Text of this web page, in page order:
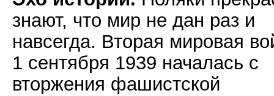
знают, что мир не дан раз и
навсегда. Вторая мировая
1 сентября 1939 началась с
вторжения фашистской